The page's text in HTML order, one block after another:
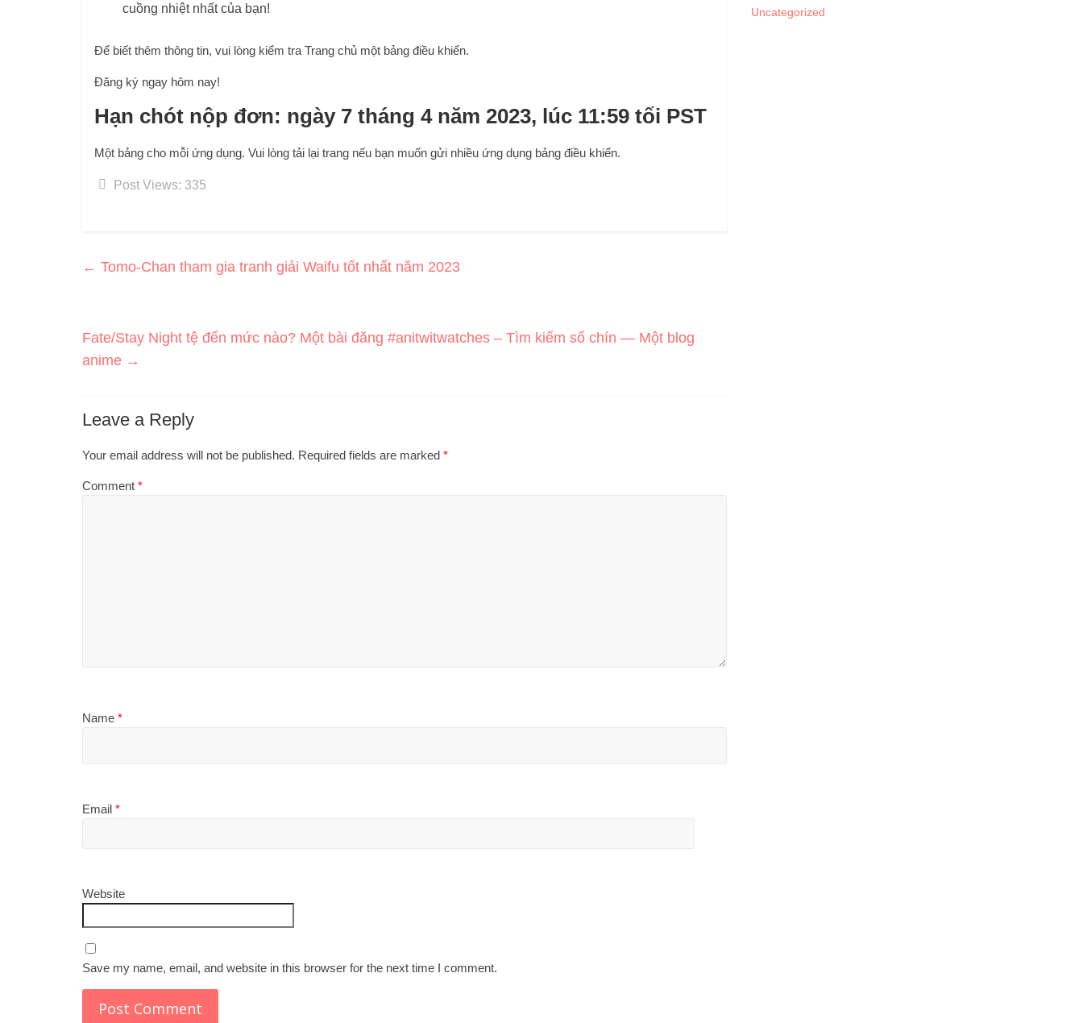
cuồng nhiệt nhất của bạn!
Để biết thêm thông tin, vui lòng kiểm tra Trang chủ một bảng điều khiển.
Đăng ký ngay hôm nay!
Hạn chót nộp đơn: ngày 7 tháng 4 năm 2023, lúc 11:59 tối PST
Một bảng cho mỗi ứng dụng. Vui lòng tải lại trang nếu bạn muốn gửi nhiều ứng dụng bảng điều khiển.
Post Views: 335
← Tomo-Chan tham gia tranh giải Waifu tốt nhất năm 2023
Fate/Stay Night tệ đến mức nào? Một bài đăng #anitwitwatches – Tìm kiếm số chín — Một blog
anime →
Leave a Reply
Your email address will not be published. Required fields are marked *
Comment *
Name *
Email *
Website
Save my name, email, and website in this browser for the next time I comment.
Uncategorized